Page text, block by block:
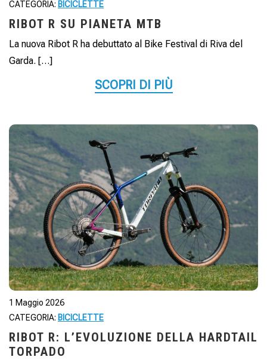
CATEGORIA: BICICLETTE
RIBOT R SU PIANETA MTB
La nuova Ribot R ha debuttato al Bike Festival di Riva del
Garda. […]
SCOPRI DI PIÙ
1 Maggio 2026
CATEGORIA: BICICLETTE
RIBOT R: L’EVOLUZIONE DELLA HARDTAIL
TORPADO